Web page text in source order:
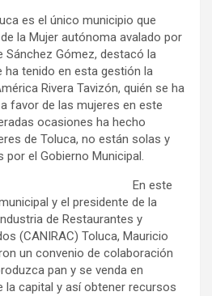
es el único municipio que
la Mujer autónoma avalado por
Sánchez Gómez, destacó la
ha tenido en esta gestión la
Rivera Tavizón, quién se ha
favor de las mujeres en este
ocasiones ha hecho
de Toluca, no están solas y
por el Gobierno Municipal.
En este
y el presidente de la
de Restaurantes y
(CANIRAC) Toluca, Mauricio
un convenio de colaboración
pan y se venda en
la capital y así obtener recursos